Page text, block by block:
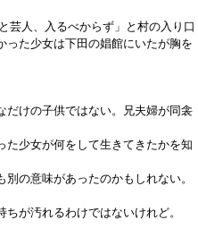
芸人、入るべからず」と村の入り口
った少女は下田の娼館にいたが胸を
だけの子供ではない。兄夫婦が同衾
た少女が何をして生きてきたかを知
の意味があったのかもしれない。
が汚れるわけではないけれど。